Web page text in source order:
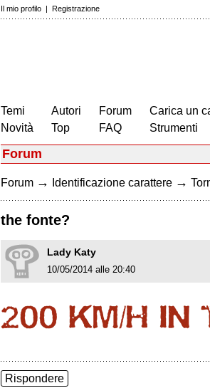
Il mio profilo | Registrazione
Temi
Novità
Autori
Top
Forum
FAQ
Carica un
Strumenti
Forum
Forum → Identificazione carattere →
the fonte?
Lady Katy
10/05/2014 alle 20:40
Rispondere